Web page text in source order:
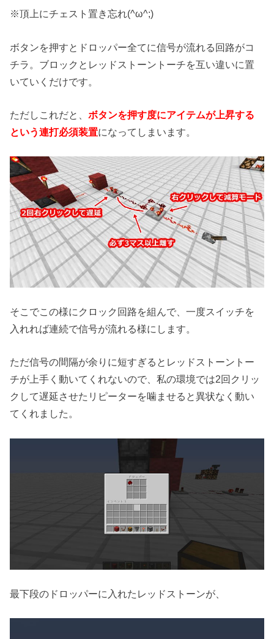
※頂上にチェスト置き忘れ(^ω^;)
ボタンを押すとドロッパー全てに信号が流れる回路がコ
チラ。ブロックとレッドストーントーチを互い違いに置
いていくだけです。
ただしこれだと、ボタンを押す度にアイテムが上昇する
という連打必須装置になってしまいます。
そこでこの様にクロック回路を組んで、一度スイッチを
入れれば連続で信号が流れる様にします。
ただ信号の間隔が余りに短すぎるとレッドストーントー
チが上手く動いてくれないので、私の環境では2回クリッ
クして遅延させたリピーターを噛ませると異状なく動い
てくれました。
最下段のドロッパーに入れたレッドストーンが、